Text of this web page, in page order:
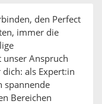
den Perfect
immer die
unser Anspruch
dich: als Expert:in
spannende
Bereichen